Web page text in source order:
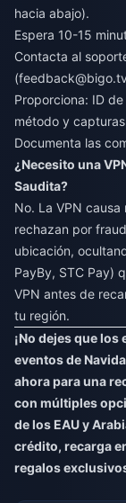
hacia abajo).
Espera 10-15
Contacta al
(feedback@bigo.tv
Proporciona: ID
método y
Documenta las
¿Necesito una
Saudita?
No. La VPN
rechazan por
ubicación,
PayBy, STC Pay)
VPN antes de
tu región.
¡No dejes que
eventos de
ahora para una
con múltiples
de los EAU y
crédito, recarga
regalos